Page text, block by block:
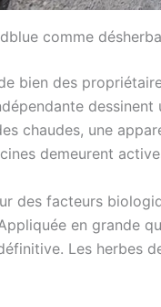
comme
bien des
chaudes, une
demeurent
des facteurs
en grande
Les herbes